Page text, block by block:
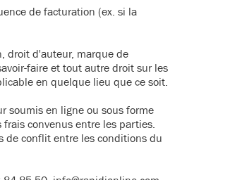
de facturation (ex. si la
droit d'auteur, marque de
faire et tout autre droit sur les
en quelque lieu que ce soit.
soumis en ligne ou sous forme
convenus entre les parties.
de conflit entre les conditions du